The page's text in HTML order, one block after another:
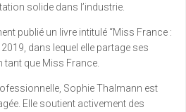
solide dans l’industrie.
publié un livre intitulé “Miss France :
dans lequel elle partage ses
tant que Miss France.
Sophie Thalmann est
Elle soutient activement des